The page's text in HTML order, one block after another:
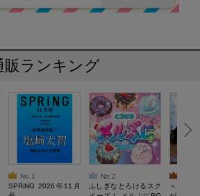
販ランキング
No.1
SPRiNG 2026年11月
No.2
ふしぎなとろけるスク
＜SALE